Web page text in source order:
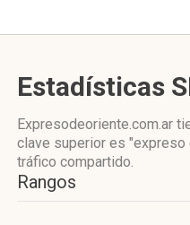
Estadísticas
Expresodeoriente.com.ar
clave superior es "expreso
tráfico compartido.
Rangos